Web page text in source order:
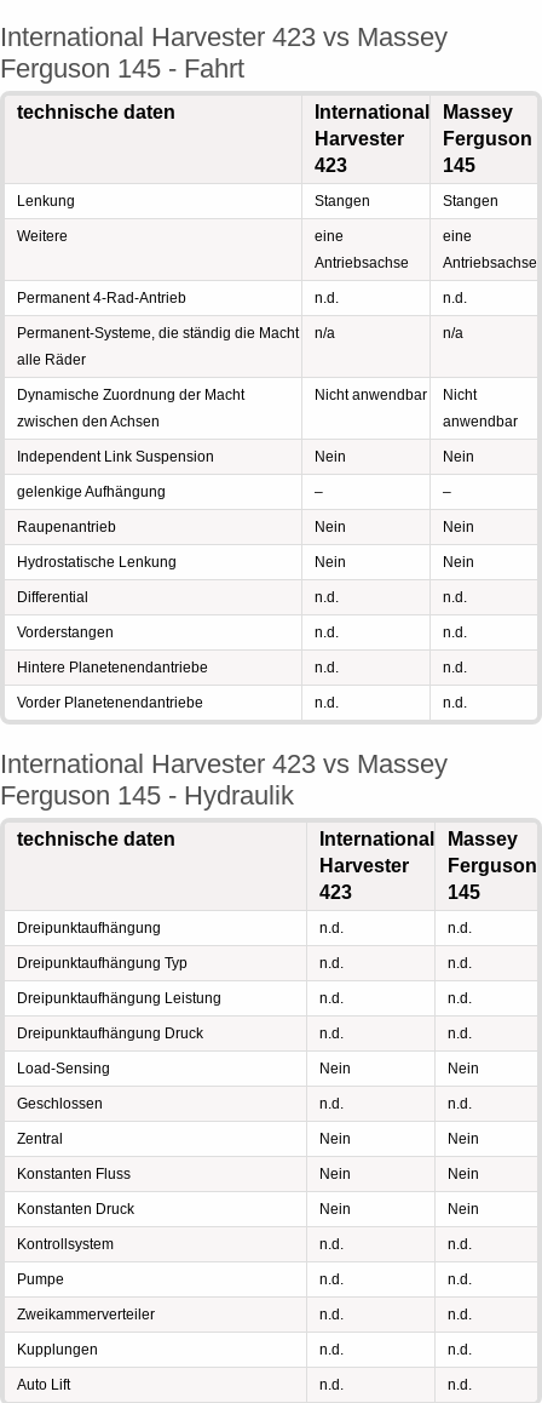
International Harvester 423 vs Massey
Ferguson 145 - Fahrt
technische daten
International
Harvester
423
Massey
Ferguson
145
Lenkung Stangen Stangen
Weitere
eine
Antriebsachse
eine
Antriebsachse
Permanent 4-Rad-Antrieb n.d. n.d.
Permanent-Systeme, die ständig die Macht
alle Räder
n/a n/a
Dynamische Zuordnung der Macht
zwischen den Achsen
Nicht anwendbar
Nicht
anwendbar
Independent Link Suspension Nein Nein
gelenkige Aufhängung – –
Raupenantrieb Nein Nein
Hydrostatische Lenkung Nein Nein
Differential n.d. n.d.
Vorderstangen n.d. n.d.
Hintere Planetenendantriebe n.d. n.d.
Vorder Planetenendantriebe n.d. n.d.
International Harvester 423 vs Massey
Ferguson 145 - Hydraulik
technische daten
International
Harvester
423
Massey
Ferguson
145
Dreipunktaufhängung n.d. n.d.
Dreipunktaufhängung Typ n.d. n.d.
Dreipunktaufhängung Leistung n.d. n.d.
Dreipunktaufhängung Druck n.d. n.d.
Load-Sensing Nein Nein
Geschlossen n.d. n.d.
Zentral Nein Nein
Konstanten Fluss Nein Nein
Konstanten Druck Nein Nein
Kontrollsystem n.d. n.d.
Pumpe n.d. n.d.
Zweikammerverteiler n.d. n.d.
Kupplungen n.d. n.d.
Auto Lift n.d. n.d.